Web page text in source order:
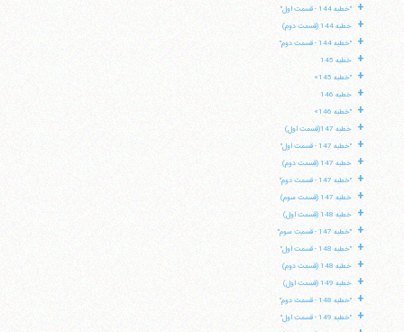
+ "خطبه 144 - قسمت اول"
+ خطبه 144 (قسمت دوم)
+ "خطبه 144 - قسمت دوم"
+ خطبه 145
+ "خطبه 145»
+ خطبه 146
+ "خطبه 146»
+ خطبه 147(قسمت اول)
+ "خطبه 147 - قسمت اول"
+ خطبه 147 (قسمت دوم)
+ "خطبه 147 - قسمت دوم"
+ خطبه 147 (قسمت سوم)
+ خطبه 148 (قسمت اول)
+ "خطبه 147 - قسمت سوم"
+ "خطبه 148 - قسمت اول"
+ خطبه 148 (قسمت دوم)
+ خطبه 149 (قسمت اول)
+ "خطبه 148 - قسمت دوم"
+ "خطبه 149 - قسمت اول"